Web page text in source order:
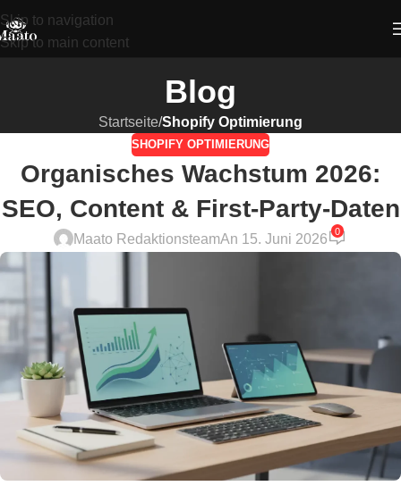
Skip to navigation
Skip to main content
Blog
Startseite/Shopify Optimierung
SHOPIFY OPTIMIERUNG
Organisches Wachstum 2026:
SEO, Content & First-Party-Daten
Maato RedaktionsteamAn 15. Juni 2026
0